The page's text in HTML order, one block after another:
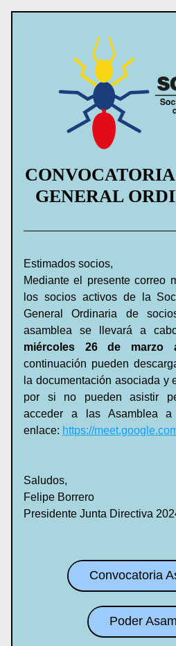
GENERAL
Estimados socios,
Mediante el presente correo
los socios activos de la
General Ordinaria de
miércoles 26 de marzo
continuación pueden
la documentación asociada y
por si no pueden asistir
acceder a las Asamblea
enlace: https://
Saludos,
Felipe Borrero
Presidente Junta Directiva
Convocatoria
Poder